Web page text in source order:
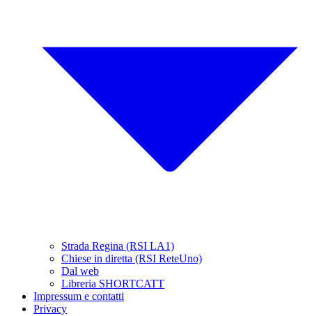
Strada Regina (RSI LA1)
Chiese in diretta (RSI ReteUno)
Dal web
Libreria SHORTCATT
Impressum e contatti
Privacy